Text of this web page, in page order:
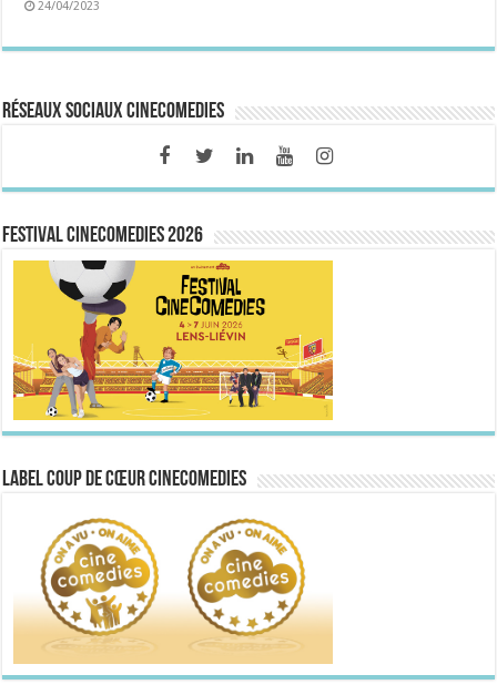
24/04/2023
Réseaux sociaux CineComedies
FESTIVAL CINECOMEDIES 2026
Label Coup de Cœur CineComedies